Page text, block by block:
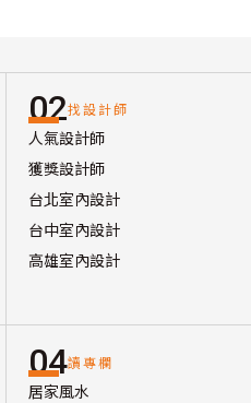
02找設計師
人氣設計師
獲獎設計師
台北室內設計
台中室內設計
高雄室內設計
04讀專欄
居家風水